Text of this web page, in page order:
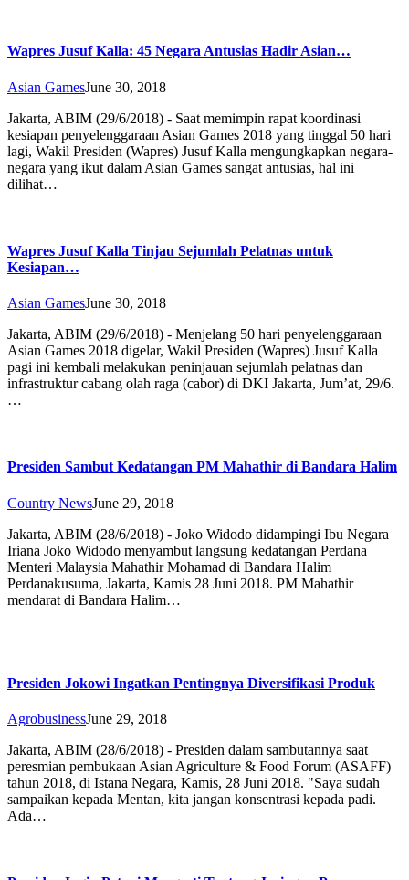
Wapres Jusuf Kalla: 45 Negara Antusias Hadir Asian…
Asian GamesJune 30, 2018
Jakarta, ABIM (29/6/2018) - Saat memimpin rapat koordinasi
kesiapan penyelenggaraan Asian Games 2018 yang tinggal 50 hari
lagi, Wakil Presiden (Wapres) Jusuf Kalla mengungkapkan negara-
negara yang ikut dalam Asian Games sangat antusias, hal ini
dilihat…
Wapres Jusuf Kalla Tinjau Sejumlah Pelatnas untuk
Kesiapan…
Asian GamesJune 30, 2018
Jakarta, ABIM (29/6/2018) - Menjelang 50 hari penyelenggaraan
Asian Games 2018 digelar, Wakil Presiden (Wapres) Jusuf Kalla
pagi ini kembali melakukan peninjauan sejumlah pelatnas dan
infrastruktur cabang olah raga (cabor) di DKI Jakarta, Jum’at, 29/6.
…
Presiden Sambut Kedatangan PM Mahathir di Bandara Halim
Country NewsJune 29, 2018
Jakarta, ABIM (28/6/2018) - Joko Widodo didampingi Ibu Negara
Iriana Joko Widodo menyambut langsung kedatangan Perdana
Menteri Malaysia Mahathir Mohamad di Bandara Halim
Perdanakusuma, Jakarta, Kamis 28 Juni 2018. PM Mahathir
mendarat di Bandara Halim…
Presiden Jokowi Ingatkan Pentingnya Diversifikasi Produk
AgrobusinessJune 29, 2018
Jakarta, ABIM (28/6/2018) - Presiden dalam sambutannya saat
peresmian pembukaan Asian Agriculture & Food Forum (ASAFF)
tahun 2018, di Istana Negara, Kamis, 28 Juni 2018. "Saya sudah
sampaikan kepada Mentan, kita jangan konsentrasi kepada padi.
Ada…